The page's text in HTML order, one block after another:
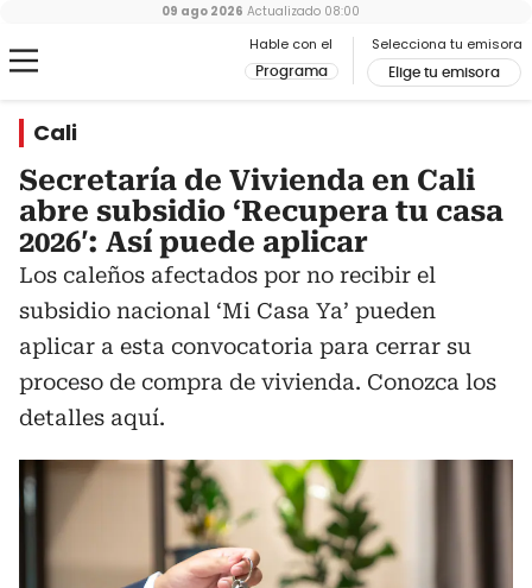
Hable con el
Programa
Selecciona tu emisora
Elige tu emisora
09 ago 2026 Actualizado 08:00
Cali
Secretaría de Vivienda en Cali
abre subsidio ‘Recupera tu casa
2026′: Así puede aplicar
Los caleños afectados por no recibir el
subsidio nacional ‘Mi Casa Ya’ pueden
aplicar a esta convocatoria para cerrar su
proceso de compra de vivienda. Conozca los
detalles aquí.